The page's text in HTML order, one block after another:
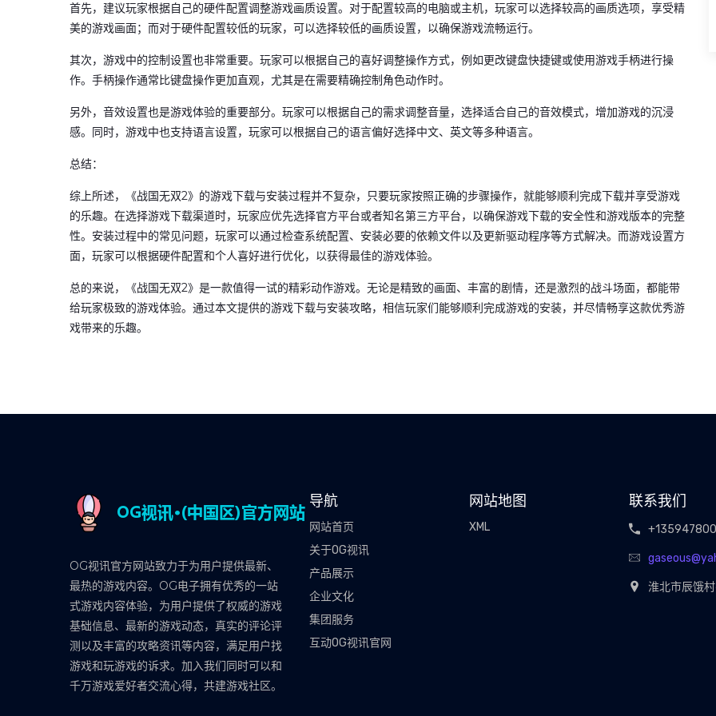
首先，建议玩家根据自己的硬件配置调整游戏画质设置。对于配置较高的电脑或主机，玩家可以选择较高的画质选项，享受精
美的游戏画面；而对于硬件配置较低的玩家，可以选择较低的画质设置，以确保游戏流畅运行。
其次，游戏中的控制设置也非常重要。玩家可以根据自己的喜好调整操作方式，例如更改键盘快捷键或使用游戏手柄进行操
作。手柄操作通常比键盘操作更加直观，尤其是在需要精确控制角色动作时。
另外，音效设置也是游戏体验的重要部分。玩家可以根据自己的需求调整音量，选择适合自己的音效模式，增加游戏的沉浸
感。同时，游戏中也支持语言设置，玩家可以根据自己的语言偏好选择中文、英文等多种语言。
总结：
综上所述，《战国无双2》的游戏下载与安装过程并不复杂，只要玩家按照正确的步骤操作，就能够顺利完成下载并享受游戏
的乐趣。在选择游戏下载渠道时，玩家应优先选择官方平台或者知名第三方平台，以确保游戏下载的安全性和游戏版本的完整
性。安装过程中的常见问题，玩家可以通过检查系统配置、安装必要的依赖文件以及更新驱动程序等方式解决。而游戏设置方
面，玩家可以根据硬件配置和个人喜好进行优化，以获得最佳的游戏体验。
总的来说，《战国无双2》是一款值得一试的精彩动作游戏。无论是精致的画面、丰富的剧情，还是激烈的战斗场面，都能带
给玩家极致的游戏体验。通过本文提供的游戏下载与安装攻略，相信玩家们能够顺利完成游戏的安装，并尽情畅享这款优秀游
戏带来的乐趣。
OG视讯官方网站致力于为用户提供最新、
最热的游戏内容。OG电子拥有优秀的一站
式游戏内容体验，为用户提供了权威的游戏
基础信息、最新的游戏动态，真实的评论评
测以及丰富的攻略资讯等内容，满足用户找
游戏和玩游戏的诉求。加入我们同时可以和
千万游戏爱好者交流心得，共建游戏社区。
导航
网站首页
关于OG视讯
产品展示
企业文化
集团服务
互动OG视讯官网
网站地图
XML
联系我们
淮北市辰饿